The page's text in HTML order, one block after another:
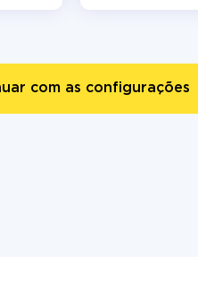
com as configurações